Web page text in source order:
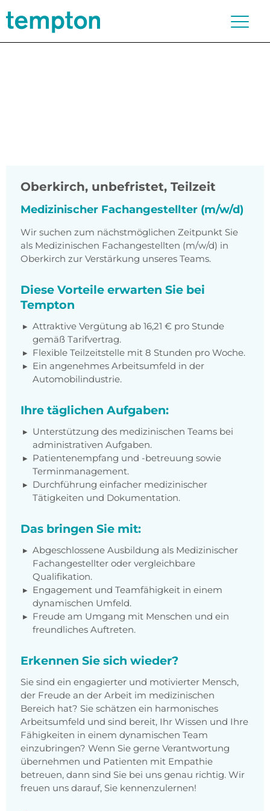
Oberkirch, unbefristet, Teilzeit
Medizinischer Fachangestellter (m/w/d)
Wir suchen zum nächstmöglichen Zeitpunkt Sie
als Medizinischen Fachangestellten (m/w/d) in
Oberkirch zur Verstärkung unseres Teams.
Diese Vorteile erwarten Sie bei
Tempton
Attraktive Vergütung ab 16,21 € pro Stunde
gemäß Tarifvertrag.
Flexible Teilzeitstelle mit 8 Stunden pro Woche.
Ein angenehmes Arbeitsumfeld in der
Automobilindustrie.
Ihre täglichen Aufgaben:
Unterstützung des medizinischen Teams bei
administrativen Aufgaben.
Patientenempfang und -betreuung sowie
Terminmanagement.
Durchführung einfacher medizinischer
Tätigkeiten und Dokumentation.
Das bringen Sie mit:
Abgeschlossene Ausbildung als Medizinischer
Fachangestellter oder vergleichbare
Qualifikation.
Engagement und Teamfähigkeit in einem
dynamischen Umfeld.
Freude am Umgang mit Menschen und ein
freundliches Auftreten.
Erkennen Sie sich wieder?
Sie sind ein engagierter und motivierter Mensch,
der Freude an der Arbeit im medizinischen
Bereich hat? Sie schätzen ein harmonisches
Arbeitsumfeld und sind bereit, Ihr Wissen und Ihre
Fähigkeiten in einem dynamischen Team
einzubringen? Wenn Sie gerne Verantwortung
übernehmen und Patienten mit Empathie
betreuen, dann sind Sie bei uns genau richtig. Wir
freuen uns darauf, Sie kennenzulernen!